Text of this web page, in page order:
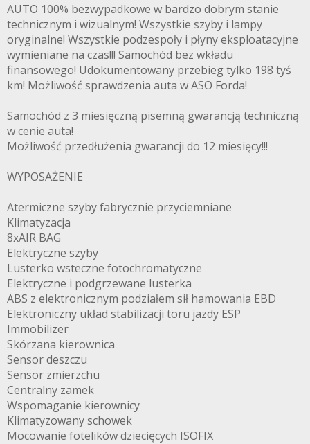
AUTO 100% bezwypadkowe w bardzo dobrym stanie
technicznym i wizualnym! Wszystkie szyby i lampy
oryginalne! Wszystkie podzespoły i płyny eksploatacyjne
wymieniane na czas!!! Samochód bez wkładu
finansowego! Udokumentowany przebieg tylko 198 tyś
km! Możliwość sprawdzenia auta w ASO Forda!
Samochód z 3 miesięczną pisemną gwarancją techniczną
w cenie auta!
Możliwość przedłużenia gwarancji do 12 miesięcy!!!
WYPOSAŻENIE
Atermiczne szyby fabrycznie przyciemniane
Klimatyzacja
8xAIR BAG
Elektryczne szyby
Lusterko wsteczne fotochromatyczne
Elektryczne i podgrzewane lusterka
ABS z elektronicznym podziałem sił hamowania EBD
Elektroniczny układ stabilizacji toru jazdy ESP
Immobilizer
Skórzana kierownica
Sensor deszczu
Sensor zmierzchu
Centralny zamek
Wspomaganie kierownicy
Klimatyzowany schowek
Mocowanie fotelików dziecięcych ISOFIX